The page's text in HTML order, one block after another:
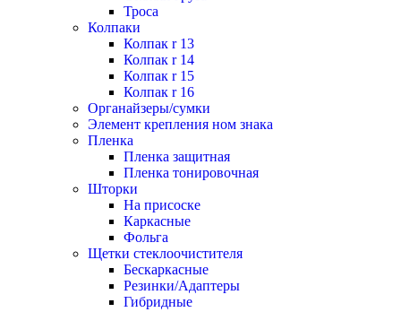
Троса
Колпаки
Колпак r 13
Колпак r 14
Колпак r 15
Колпак r 16
Органайзеры/сумки
Элемент крепления ном знака
Пленка
Пленка защитная
Пленка тонировочная
Шторки
На присоске
Каркасные
Фольга
Щетки стеклоочистителя
Бескаркасные
Резинки/Адаптеры
Гибридные